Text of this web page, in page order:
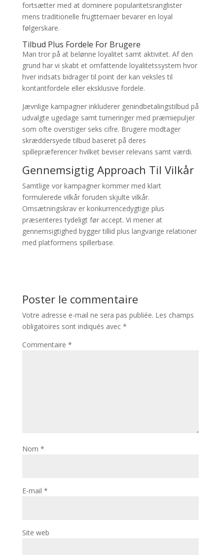
fortsætter med at dominere popularitetsranglister
mens traditionelle frugttemaer bevarer en loyal
følgerskare.
Tilbud Plus Fordele For Brugere
Man tror på at belønne loyalitet samt aktivitet. Af den
grund har vi skabt et omfattende loyalitetssystem hvor
hver indsats bidrager til point der kan veksles til
kontantfordele eller eksklusive fordele.
Jævnlige kampagner inkluderer genindbetalingstilbud på
udvalgte ugedage samt turneringer med præmiepuljer
som ofte overstiger seks cifre. Brugere modtager
skræddersyede tilbud baseret på deres
spillepræferencer hvilket beviser relevans samt værdi.
Gennemsigtig Approach Til Vilkår
Samtlige vor kampagner kommer med klart
formulerede vilkår foruden skjulte vilkår.
Omsætningskrav er konkurrencedygtige plus
præsenteres tydeligt før accept. Vi mener at
gennemsigtighed bygger tillid plus langvarige relationer
med platformens spillerbase.
Poster le commentaire
Votre adresse e-mail ne sera pas publiée. Les champs
obligatoires sont indiqués avec *
Commentaire *
Nom *
E-mail *
Site web